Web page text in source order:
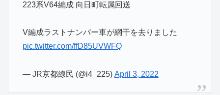
223系V64編成 向日町転属回送
V編成ラストナンバー車が網干を去りました
pic.twitter.com/ffD85UVWFQ
— JR京都線民 (@i4_225) April 3, 2022